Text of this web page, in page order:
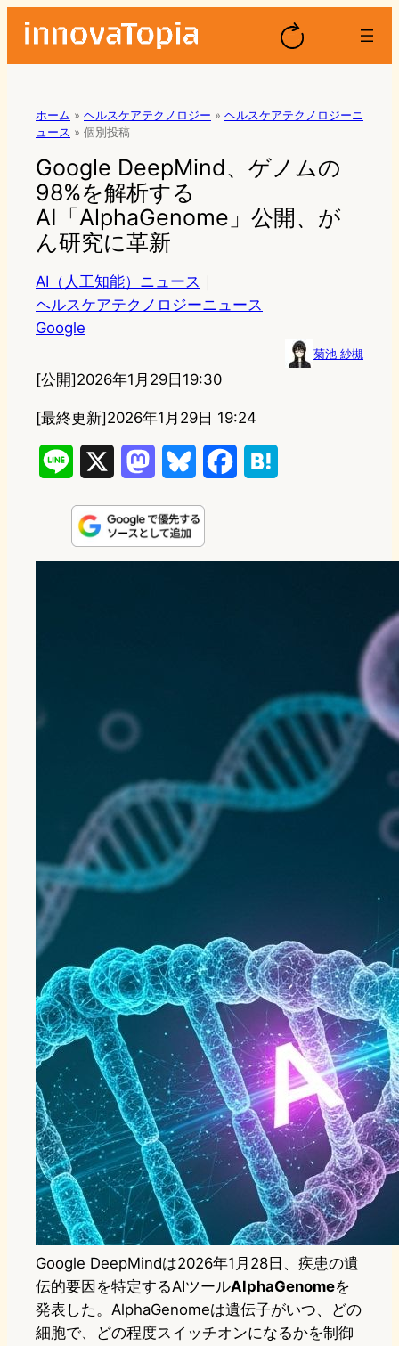
ホーム » ヘルスケアテクノロジー » ヘルスケアテクノロジーニ
ュース » 個別投稿
Google DeepMind、ゲノムの
98%を解析する
AI「AlphaGenome」公開、が
ん研究に革新
AI（人工知能）ニュース ｜
ヘルスケアテクノロジーニュース
Google
菊池 紗槻
[公開]2026年1月29日19:30
[最終更新]2026年1月29日 19:24
n
e
s
t
u
e
e
e
Google DeepMindは2026年1月28日、疾患の遺
伝的要因を特定するAIツールAlphaGenomeを
発表した。AlphaGenomeは遺伝子がいつ、どの
細胞で、どの程度スイッチオンになるかを制御